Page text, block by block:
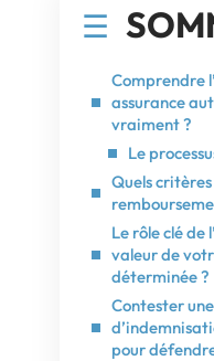
Comprendre
assurance
vraiment ?
Le
Quels
Le rôle clé de
valeur de
déterminée ?
Contester
pour